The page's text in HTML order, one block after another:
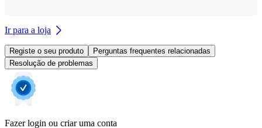
Ir para a loja
Registe o seu produto
Perguntas frequentes relacionadas
Resolução de problemas
Fazer login ou criar uma conta